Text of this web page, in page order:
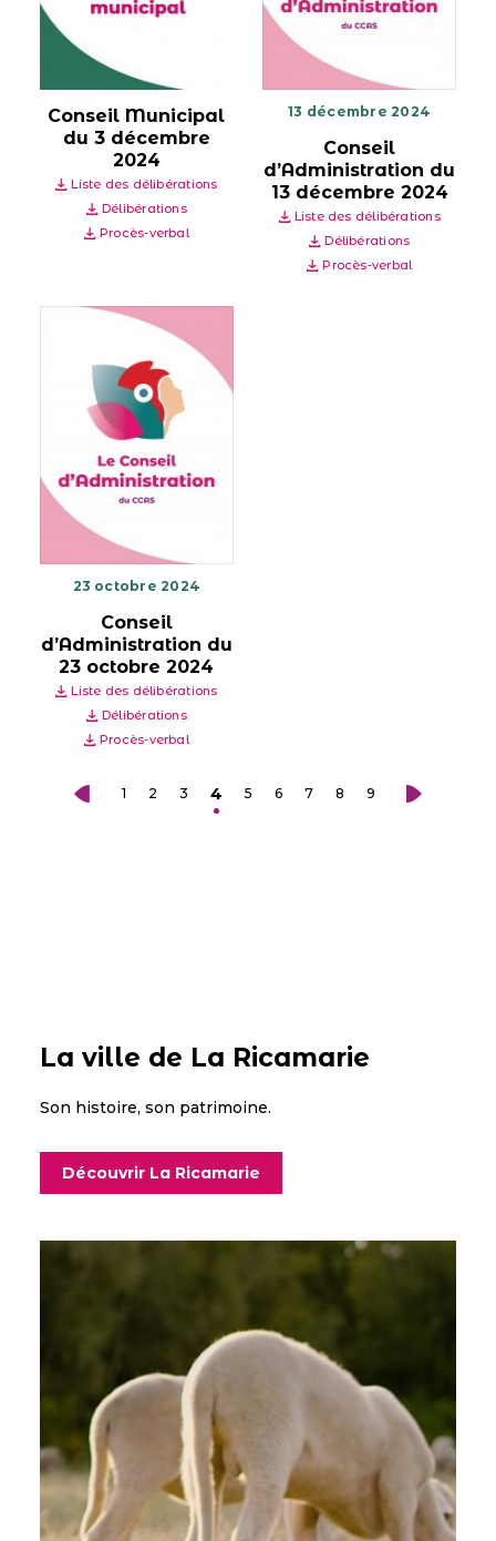
Conseil Municipal
du 3 décembre
2024
Liste des délibérations
Délibérations
Procès-verbal
13 décembre 2024
Conseil
d’Administration du
13 décembre 2024
Liste des délibérations
Délibérations
Procès-verbal
23 octobre 2024
Conseil
d’Administration du
23 octobre 2024
Liste des délibérations
Délibérations
Procès-verbal
1 2 3 4 5 6 7 8 9
La ville de La Ricamarie
Son histoire, son patrimoine.
Découvrir La Ricamarie